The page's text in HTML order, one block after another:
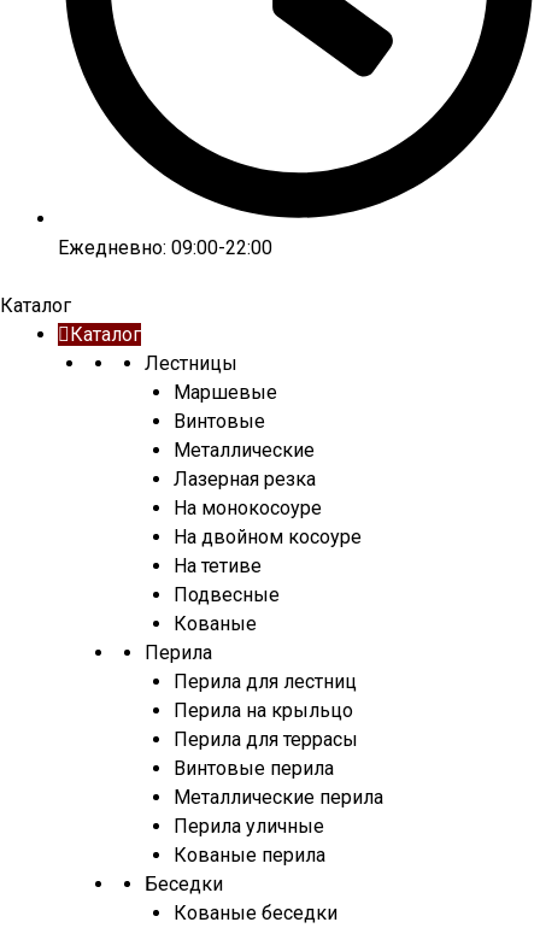
Ежедневно: 09:00-22:00
Каталог
Каталог
Лестницы
Маршевые
Винтовые
Металлические
Лазерная резка
На монокосоуре
На двойном косоуре
На тетиве
Подвесные
Кованые
Перила
Перила для лестниц
Перила на крыльцо
Перила для террасы
Винтовые перила
Металлические перила
Перила уличные
Кованые перила
Беседки
Кованые беседки